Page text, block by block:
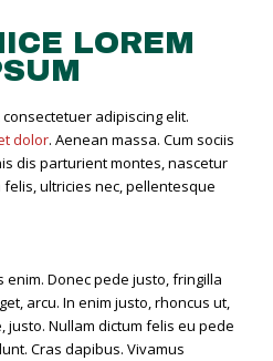
LOREM
adipiscing elit.
dolor. Aenean massa. Cum sociis
dis parturient montes, nascetur
ultricies nec, pellentesque
enim. Donec pede justo, fringilla
arcu. In enim justo, rhoncus ut,
Nullam dictum felis eu pede
Cras dapibus. Vivamus